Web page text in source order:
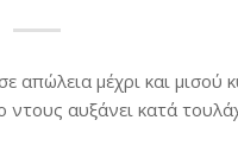
απώλεια μέχρι και μισού
αυξάνει κατά